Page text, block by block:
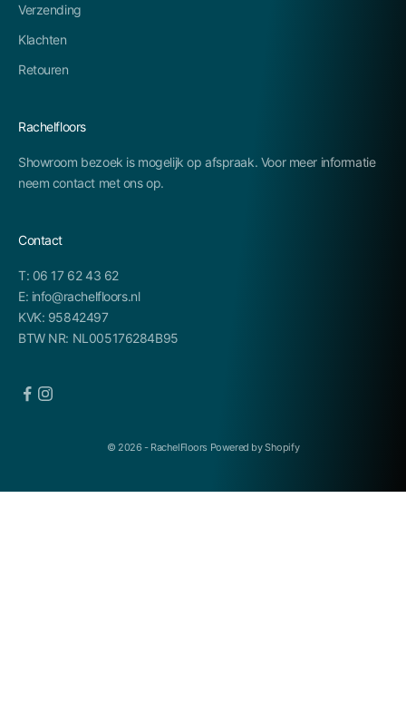
Verzending
Klachten
Retouren
Rachelfloors
Showroom bezoek is mogelijk op afspraak. Voor meer informatie
neem contact met ons op.
Contact
T: 06 17 62 43 62
E: info@rachelfloors.nl
KVK: 95842497
BTW NR: NL005176284B95
© 2026 - RachelFloors Powered by Shopify